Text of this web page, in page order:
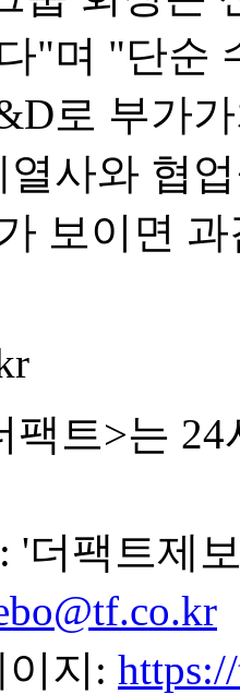
"며 "단순
로 부가
사와 협
보이면
팩트>는
'더팩트제
이지: